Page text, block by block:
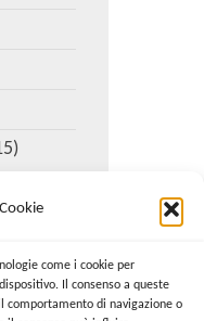
come i cookie per
Il consenso a queste
comportamento di navigazione o